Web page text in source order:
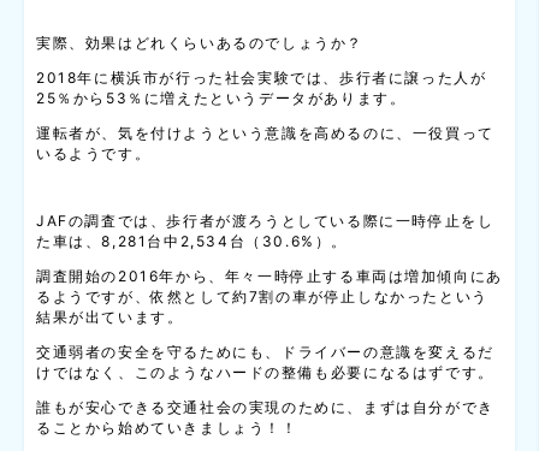
実際、効果はどれくらいあるのでしょうか？
2018年に横浜市が行った社会実験では、歩行者に譲った人が
25％から53％に増えたというデータがあります。
運転者が、気を付けようという意識を高めるのに、一役買って
いるようです。
JAFの調査では、歩行者が渡ろうとしている際に一時停止をし
た車は、8,281台中2,534台（30.6%）。
調査開始の2016年から、年々一時停止する車両は増加傾向にあ
るようですが、依然として約7割の車が停止しなかったという
結果が出ています。
交通弱者の安全を守るためにも、ドライバーの意識を変えるだ
けではなく、このようなハードの整備も必要になるはずです。
誰もが安心できる交通社会の実現のために、まずは自分ができ
ることから始めていきましょう！！